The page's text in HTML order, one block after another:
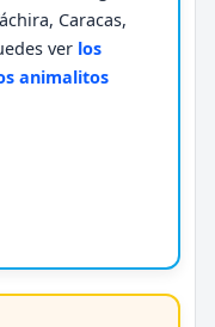
Caracas,
ver los
animalitos